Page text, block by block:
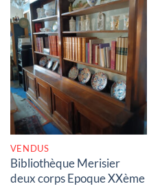
RUPTURE DE STOCK
VENDUS
Bibliothèque Merisier
deux corps Epoque XXème